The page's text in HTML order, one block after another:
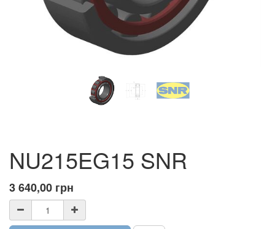
NU215EG15 SNR
3 640,00 грн